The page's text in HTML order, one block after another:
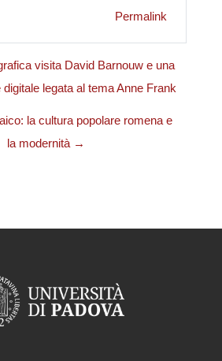
Permalink
visita David Barnouw e una
legata al tema Anne Frank
la cultura popolare romena e
la modernità →